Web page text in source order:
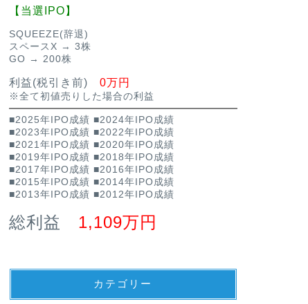
【当選IPO】
SQUEEZE(辞退)
スペースX → 3株
GO → 200株
利益(税引き前) 0万円
※全て初値売りした場合の利益
■2025年IPO成績 ■2024年IPO成績
■2023年IPO成績 ■2022年IPO成績
■2021年IPO成績 ■2020年IPO成績
■2019年IPO成績 ■2018年IPO成績
■2017年IPO成績 ■2016年IPO成績
■2015年IPO成績 ■2014年IPO成績
■2013年IPO成績 ■2012年IPO成績
総利益 1,109万円
カテゴリー